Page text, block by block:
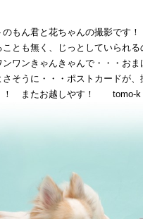
もん君と花ちゃんの撮影です！
とも無く、じっとしていられる
ワンきゃんきゃんで・・・お
さそうに・・・ポストカード
！ またお越しやす！ tomo-k